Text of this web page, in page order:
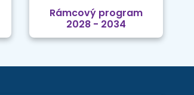
Rámcový program
2028 - 2034